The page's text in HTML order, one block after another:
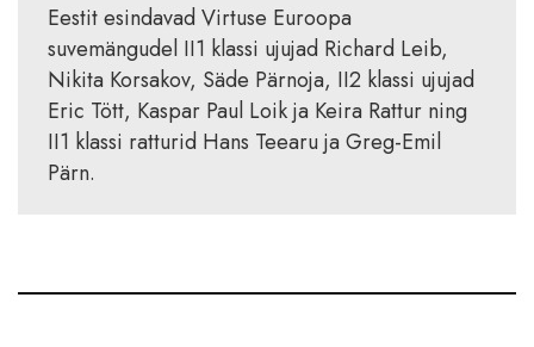
Eestit esindavad Virtuse Euroopa
suvemängudel II1 klassi ujujad Richard Leib,
Nikita Korsakov, Säde Pärnoja, II2 klassi ujujad
Eric Tött, Kaspar Paul Loik ja Keira Rattur ning
II1 klassi ratturid Hans Teearu ja Greg-Emil
Pärn.